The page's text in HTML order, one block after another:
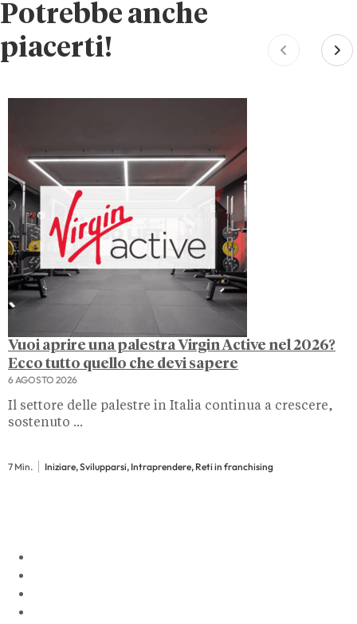
Potrebbe anche
piacerti!
Vuoi aprire una palestra Virgin Active nel 2026?
Ecco tutto quello che devi sapere
6 AGOSTO 2026
Il settore delle palestre in Italia continua a crescere,
sostenuto ...
7 Min. Iniziare, Svilupparsi, Intraprendere, Reti in franchising